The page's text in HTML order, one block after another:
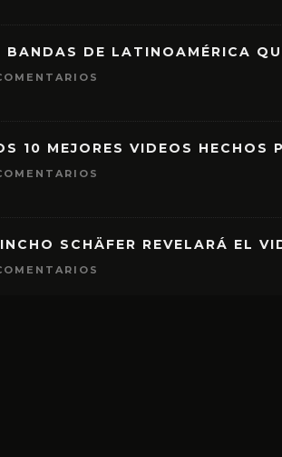
BANDAS DE LATINOAMÉRICA
10 MEJORES VIDEOS HECHOS
SCHÄFER REVELARÁ EL